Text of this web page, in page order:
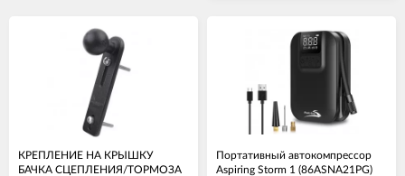
КРЕПЛЕНИЕ НА КРЫШКУ
БАЧКА СЦЕПЛЕНИЯ/ТОРМОЗА
Портативный автокомпрессор
Aspiring Storm 1 (86ASNA21PG)